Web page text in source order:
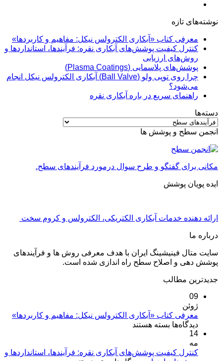
نوشته‌های تازه
معرفی کتاب «آبکاری الکترولس نیکل: مفاهیم و کاربردها»
کنترل کیفیت پوشش‌های آبکاری نقره: فرآیندها، استانداردها و
روش‌های ارزیابی
پوشش‌های پلاسمایی (Plasma Coatings)
چرا روی توپی‌ ولو (Ball Valve) آبکاری الکترولس نیکل انجام
می‌شود؟
راهنمای سریع در باره آبکاری نقره
دسته‌ها
دسته‌ها
انجمن سطح و پوشش ها
مکانی برای گفتگو و طرح سوال درمورد فرآیندهای سطح.
ایده پویان پوشش
ارائه دهنده خدمات آبکاری الکتریکی، الکترولس و کروم سخت
درباره ما
سایت متال فینیشینگ ایران با هدف معرفی روش ها و فرآیندهای
پوشش دهی و اصلاح سطح راه اندازی شده است.
جدیدترین مطالب
09
ژوئن
معرفی کتاب «آبکاری الکترولس نیکل: مفاهیم و کاربردها»
دیدگاه‌ها برای
«آبکاری
بسته هستند
14
مه
کنترل کیفیت پوشش‌های آبکاری نقره: فرآیندها، استانداردها و